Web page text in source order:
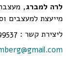
לרה למברג,
מייעצת למעצבים
ליצירת קשר : 05226399537